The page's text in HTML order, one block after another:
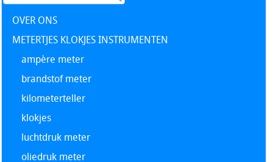
OVER ONS
METERTJES KLOKJES INSTRUMENTEN
ampère meter
brandstof meter
kilometerteller
klokjes
luchtdruk meter
oliedruk meter